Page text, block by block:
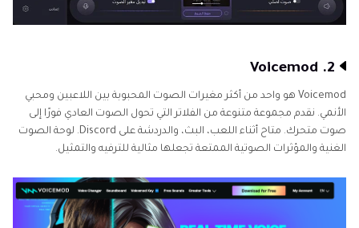
2. Voicemod
Voicemod هو واحد من أكثر مغيرات الصوت المحبوبة بين اللاعبين ومحبي
الأنمي. نقدم مجموعة متنوعة من الفلاتر التي تحول الصوت العادي فورًا إلى
صوت متحرك. متاح أثناء اللعب، البث، والدردشة على Discord. لوحة الصوت
الغنية والمؤثرات الصوتية الممتعة تجعلها مثالية للترفيه والتمثيل.